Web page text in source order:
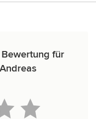
für